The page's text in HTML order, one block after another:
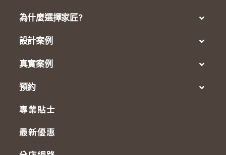
為什麼選擇家匠?
設計案例
真實案例
預約
專業貼士
最新優惠